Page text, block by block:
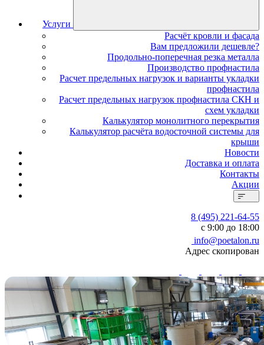
Услуги
Расчёт кровли и фасада
Вам предложили дешевле?
Продольно-поперечная резка металла
Производство профнастила
Расчет предельных нагрузок и варианты укладки
профнастила
Расчет предельных нагрузок профнастила СКН и
схем укладки
Калькулятор монолитного перекрытия
Калькулятор расчёта водосточной системы для
крыши
Новости
Доставка и оплата
Контакты
Акции
8 (495) 221-64-55
с 9:00 до 18:00
info@poetalon.ru
Адрес скопирован